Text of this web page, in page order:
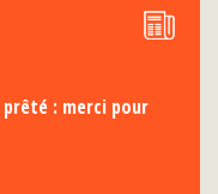
: merci pour